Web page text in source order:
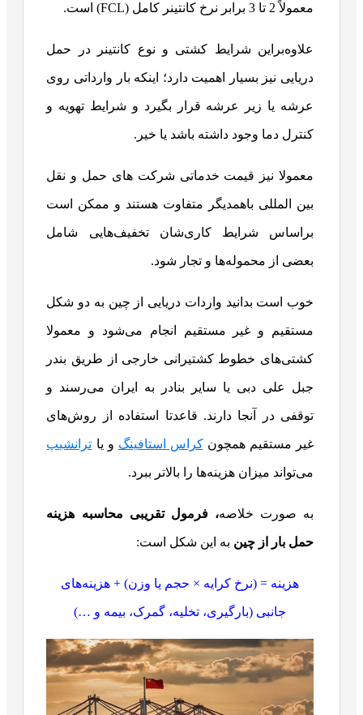
معمولاً 2 تا 3 برابر نرخ کانتینر کامل (FCL) است.
علاوه‌براین شرایط کشتی و نوع کانتینر در حمل
دریایی نیز بسیار اهمیت دارد؛ اینکه بار وارداتی روی
عرشه یا زیر عرشه قرار بگیرد و شرایط تهویه و
کنترل دما وجود داشته باشد یا خیر.
معمولا نیز قیمت خدماتی شرکت های حمل و نقل
بین المللی باهمدیگر متفاوت هستند و ممکن است
براساس شرایط کاری‌شان تخفیف‌هایی شامل
بعضی از محموله‌ها و تجار شود.
خوب است بدانید واردات دریایی از چین به دو شکل
مستقیم و غیر مستقیم انجام می‌شود و معمولا
کشتی‌های خطوط کشتیرانی خارجی از طریق بندر
جبل علی دبی یا سایر بنادر به ایران می‌رسند و
توقفی در آنجا دارند. قاعدتا استفاده از روش‌های
غیر مستقیم همچونکراس استافینگ و یا ترانشیپ
می‌تواند میزان هزینه‌ها را بالاتر ببرد.
به صورت خلاصه، فرمول تقریبی محاسبه هزینه
حمل بار از چین به این شکل است:
هزینه = (نرخ کرایه × حجم یا وزن) + هزینه‌های
جانبی (بارگیری، تخلیه، گمرک، بیمه و …)